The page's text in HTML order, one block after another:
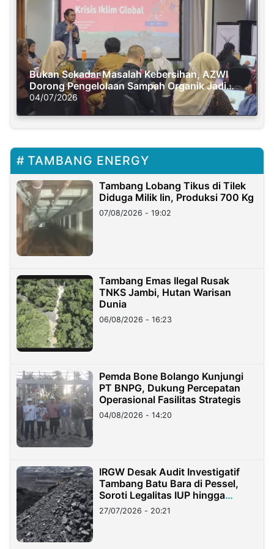
Bukan Sekadar Masalah Kebersihan, AZWI
Dorong Pengelolaan Sampah Organik Jadi
Solusi Krisis Iklim
04/07/2026
TAMBANG ENERGY
Tambang Lobang Tikus di Tilek
Diduga Milik Iin, Produksi 700 Kg
07/08/2026 - 19:02
Tambang Emas Ilegal Rusak
TNKS Jambi, Hutan Warisan
Dunia
06/08/2026 - 16:23
Pemda Bone Bolango Kunjungi
PT BNPG, Dukung Percepatan
Operasional Fasilitas Strategis
04/08/2026 - 14:20
IRGW Desak Audit Investigatif
Tambang Batu Bara di Pessel,
Soroti Legalitas IUP hingga
Stockpile
27/07/2026 - 20:21